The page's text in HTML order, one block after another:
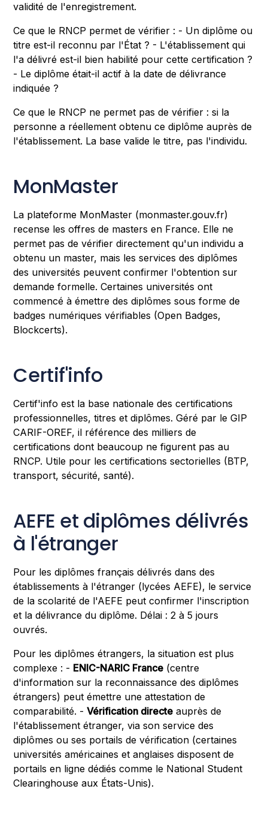
validité de l'enregistrement.
Ce que le RNCP permet de vérifier : - Un diplôme ou
titre est-il reconnu par l'État ? - L'établissement qui
l'a délivré est-il bien habilité pour cette certification ?
- Le diplôme était-il actif à la date de délivrance
indiquée ?
Ce que le RNCP ne permet pas de vérifier : si la
personne a réellement obtenu ce diplôme auprès de
l'établissement. La base valide le titre, pas l'individu.
MonMaster
La plateforme MonMaster (monmaster.gouv.fr)
recense les offres de masters en France. Elle ne
permet pas de vérifier directement qu'un individu a
obtenu un master, mais les services des diplômes
des universités peuvent confirmer l'obtention sur
demande formelle. Certaines universités ont
commencé à émettre des diplômes sous forme de
badges numériques vérifiables (Open Badges,
Blockcerts).
Certif'info
Certif'info est la base nationale des certifications
professionnelles, titres et diplômes. Géré par le GIP
CARIF-OREF, il référence des milliers de
certifications dont beaucoup ne figurent pas au
RNCP. Utile pour les certifications sectorielles (BTP,
transport, sécurité, santé).
AEFE et diplômes délivrés
à l'étranger
Pour les diplômes français délivrés dans des
établissements à l'étranger (lycées AEFE), le service
de la scolarité de l'AEFE peut confirmer l'inscription
et la délivrance du diplôme. Délai : 2 à 5 jours
ouvrés.
Pour les diplômes étrangers, la situation est plus
complexe : - ENIC-NARIC France (centre
d'information sur la reconnaissance des diplômes
étrangers) peut émettre une attestation de
comparabilité. -Vérification directe auprès de
l'établissement étranger, via son service des
diplômes ou ses portails de vérification (certaines
universités américaines et anglaises disposent de
portails en ligne dédiés comme le National Student
Clearinghouse aux États-Unis).